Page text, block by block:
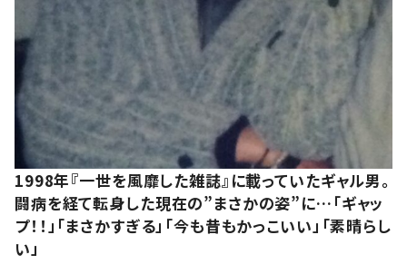
1998年『一世を風靡した雑誌』に載っていたギャル男。
闘病を経て転身した現在の”まさかの姿”に…「ギャッ
プ！！」「まさかすぎる」「今も昔もかっこいい」「素晴らし
い」